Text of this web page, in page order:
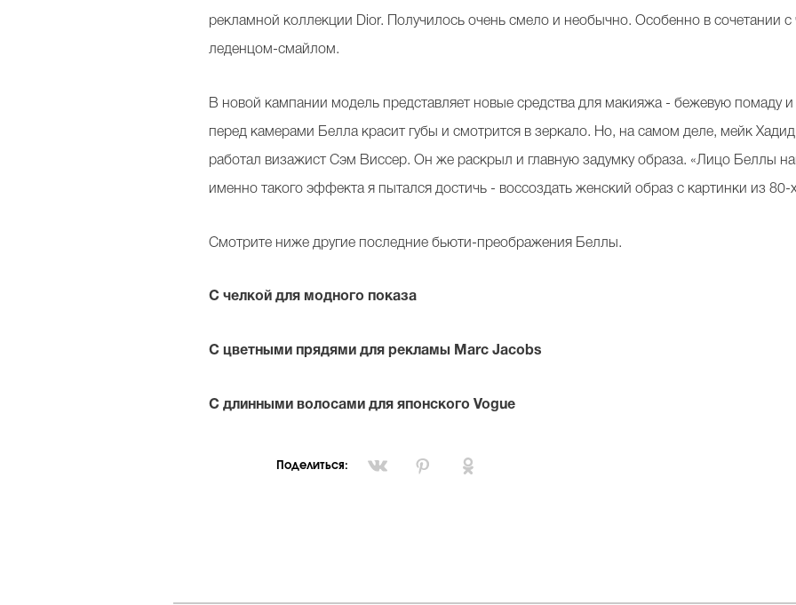
рекламной коллекции Dior. Получилось очень смело и необычно. Особенно в сочетании
леденцом-смайлом.
В новой кампании модель представляет новые средства для макияжа - бежевую помаду и
перед камерами Белла красит губы и смотрится в зеркало. Но, на самом деле, мейк
работал визажист Сэм Виссер. Он же раскрыл и главную задумку образа. «Лицо Беллы
именно такого эффекта я пытался достичь - воссоздать женский образ с картинки из 80-
Смотрите ниже другие последние бьюти-преображения Беллы.
С челкой для модного показа
С цветными прядями для рекламы Marc Jacobs
С длинными волосами для японского Vogue
Поделиться: